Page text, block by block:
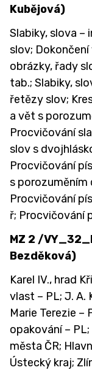
Kubějová)
Slabiky, slova
slov;
obrázky, řady
tab.; Slabiky,
řetězy slov;
a vět s
Procvičování
slov s
Procvičování
s porozuměním
Procvičování
ř; Procvičování
MZ 2 /
Bezděková)
Karel IV., hrad
vlast – PL; J. A.
Marie Terezie –
opakování – PL;
města ČR;
Ústecký kraj;